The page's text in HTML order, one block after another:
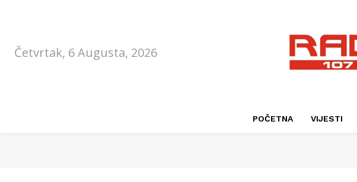
Četvrtak, 6 Augusta, 2026
POČETNA VIJESTI